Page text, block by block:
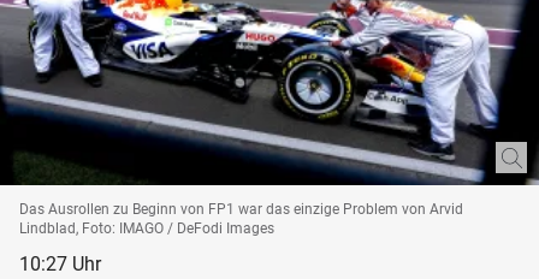
Das Ausrollen zu Beginn von FP1 war das einzige Problem von Arvid
Lindblad, Foto: IMAGO / DeFodi Images
10:27 Uhr